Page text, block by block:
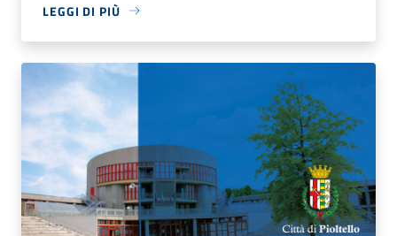
LEGGI DI PIÙ